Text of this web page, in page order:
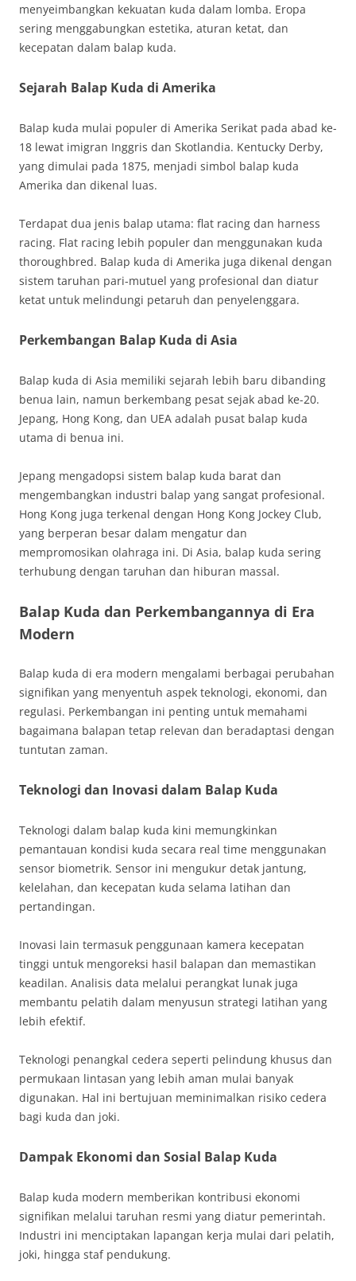
menyeimbangkan kekuatan kuda dalam lomba. Eropa
sering menggabungkan estetika, aturan ketat, dan
kecepatan dalam balap kuda.
Sejarah Balap Kuda di Amerika
Balap kuda mulai populer di Amerika Serikat pada abad ke-
18 lewat imigran Inggris dan Skotlandia. Kentucky Derby,
yang dimulai pada 1875, menjadi simbol balap kuda
Amerika dan dikenal luas.
Terdapat dua jenis balap utama: flat racing dan harness
racing. Flat racing lebih populer dan menggunakan kuda
thoroughbred. Balap kuda di Amerika juga dikenal dengan
sistem taruhan pari-mutuel yang profesional dan diatur
ketat untuk melindungi petaruh dan penyelenggara.
Perkembangan Balap Kuda di Asia
Balap kuda di Asia memiliki sejarah lebih baru dibanding
benua lain, namun berkembang pesat sejak abad ke-20.
Jepang, Hong Kong, dan UEA adalah pusat balap kuda
utama di benua ini.
Jepang mengadopsi sistem balap kuda barat dan
mengembangkan industri balap yang sangat profesional.
Hong Kong juga terkenal dengan Hong Kong Jockey Club,
yang berperan besar dalam mengatur dan
mempromosikan olahraga ini. Di Asia, balap kuda sering
terhubung dengan taruhan dan hiburan massal.
Balap Kuda dan Perkembangannya di Era
Modern
Balap kuda di era modern mengalami berbagai perubahan
signifikan yang menyentuh aspek teknologi, ekonomi, dan
regulasi. Perkembangan ini penting untuk memahami
bagaimana balapan tetap relevan dan beradaptasi dengan
tuntutan zaman.
Teknologi dan Inovasi dalam Balap Kuda
Teknologi dalam balap kuda kini memungkinkan
pemantauan kondisi kuda secara real time menggunakan
sensor biometrik. Sensor ini mengukur detak jantung,
kelelahan, dan kecepatan kuda selama latihan dan
pertandingan.
Inovasi lain termasuk penggunaan kamera kecepatan
tinggi untuk mengoreksi hasil balapan dan memastikan
keadilan. Analisis data melalui perangkat lunak juga
membantu pelatih dalam menyusun strategi latihan yang
lebih efektif.
Teknologi penangkal cedera seperti pelindung khusus dan
permukaan lintasan yang lebih aman mulai banyak
digunakan. Hal ini bertujuan meminimalkan risiko cedera
bagi kuda dan joki.
Dampak Ekonomi dan Sosial Balap Kuda
Balap kuda modern memberikan kontribusi ekonomi
signifikan melalui taruhan resmi yang diatur pemerintah.
Industri ini menciptakan lapangan kerja mulai dari pelatih,
joki, hingga staf pendukung.